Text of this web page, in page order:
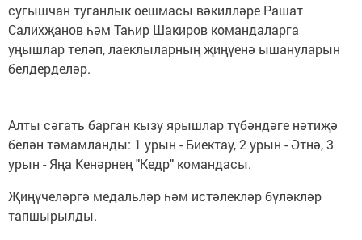
сугышчан туганлык оешмасы вәкилләре Рашат
Салихҗанов һәм Таһир Шакиров командаларга
уңышлар теләп, лаеклыларның җиңүенә ышануларын
белдерделәр.
Алты сәгать барган кызу ярышлар түбәндәге нәтиҗә
белән тәмамланды: 1 урын - Биектау, 2 урын - Әтнә, 3
урын - Яңа Кенәрнең "Кедр" командасы.
Җиңүчеләргә медальләр һәм истәлекләр бүләкләр
тапшырылды.